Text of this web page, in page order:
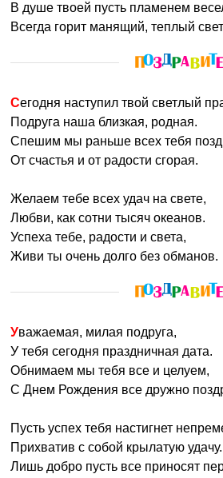
В душе твоей пусть пламенем
Всегда горит манящий, теплый
Сегодня наступил твой светлый
Подруга наша близкая, родная.
Спешим мы раньше всех тебя
От счастья и от радости сгорая.
Желаем тебе всех удач на свете,
Любви, как сотни тысяч океанов.
Успеха тебе, радости и света,
Живи ты очень долго без обманов.
Уважаемая, милая подруга,
У тебя сегодня праздничная дата.
Обнимаем мы тебя все и целуем,
С Днем Рождения все дружно
Пусть успех тебя настигнет
Прихватив с собой крылатую удачу.
Лишь добро пусть все приносят